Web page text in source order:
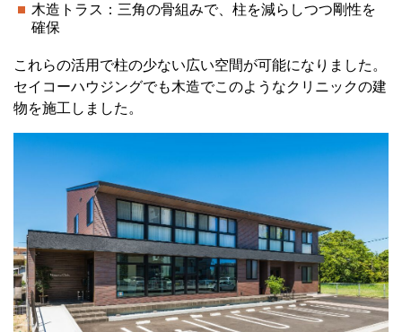
木造トラス：三角の骨組みで、柱を減らしつつ剛性を
確保
これらの活用で柱の少ない広い空間が可能になりました。
セイコーハウジングでも木造でこのようなクリニックの建
物を施工しました。